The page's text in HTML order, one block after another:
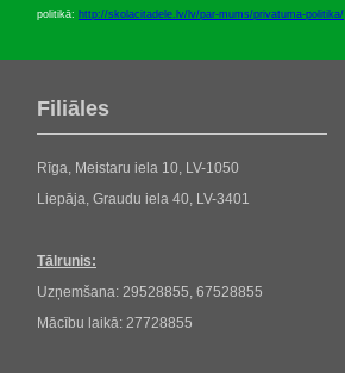
politikā: http://skolacitadele.lv/lv/par-mums/privatuma-politika/
Filiāles
Rīga, Meistaru iela 10, LV-1050
Liepāja, Graudu iela 40, LV-3401
Tālrunis:
Uzņemšana: 29528855, 67528855
Mācību laikā: 27728855